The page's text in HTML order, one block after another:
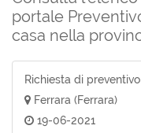
portale
casa nella
Richiesta di
Ferrara (Ferrara)
19-06-2021